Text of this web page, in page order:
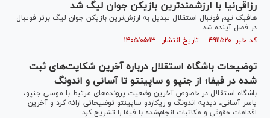
رزاقی‌نیا با ارزشمندترین بازیکن جوان لیگ شد
هافبک تیم فوتبال استقلال تبدیل به ارزش‌ترین بازیکن جوان لیگ برتر فوتبال
در فصل آینده شد.
کد خبر: ۴۹۱۱۵۲۰ تاریخ انتشار : ۱۴۰۵/۰۵/۱۳
توضیحات باشگاه استقلال درباره آخرین شکایت‌های ثبت
شده در فیفا؛ از جنپو و ساپینتو تا آسانی و اندونگ
باشگاه استقلال در خصوص آخرین وضعیت پرونده‌های مرتبط با موسی جنپو،
یاسر آسانی، دیدیه اندونگ و ریکاردو ساپینتو توضیحاتی ارائه کرد و آخرین
اقدامات حقوقی و مکاتبات انجام‌شده با فیفا را تشریح کرد.